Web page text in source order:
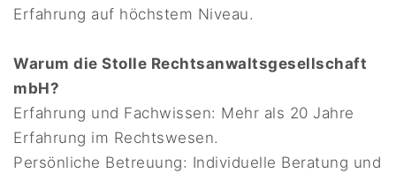
Erfahrung auf höchstem Niveau.
Warum die Stolle Rechtsanwaltsgesellschaft
mbH?
Erfahrung und Fachwissen: Mehr als 20 Jahre
Erfahrung im Rechtswesen.
Persönliche Betreuung: Individuelle Beratung und